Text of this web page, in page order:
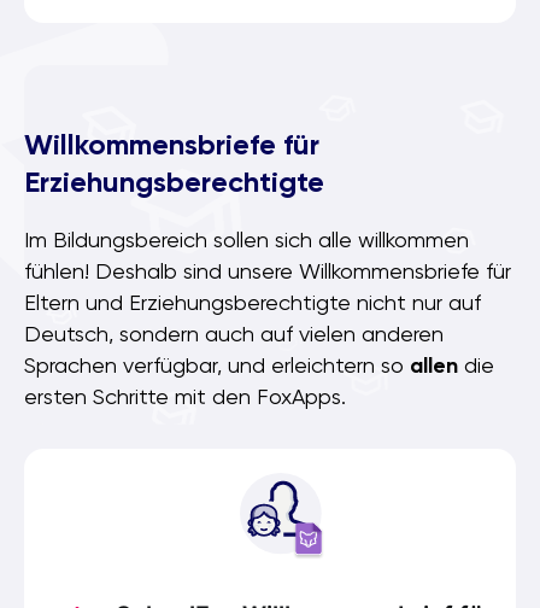
Willkommensbriefe für
Erziehungsberechtigte
Im Bildungsbereich sollen sich alle willkommen
fühlen! Deshalb sind unsere Willkommensbriefe für
Eltern und Erziehungsberechtigte nicht nur auf
Deutsch, sondern auch auf vielen anderen
Sprachen verfügbar, und erleichtern so allendie
ersten Schritte mit den FoxApps.